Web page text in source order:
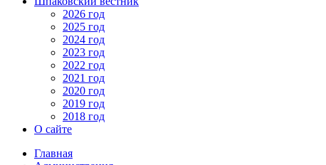
2026 год
2025 год
2024 год
2023 год
2022 год
2021 год
2020 год
2019 год
2018 год
О сайте
Главная